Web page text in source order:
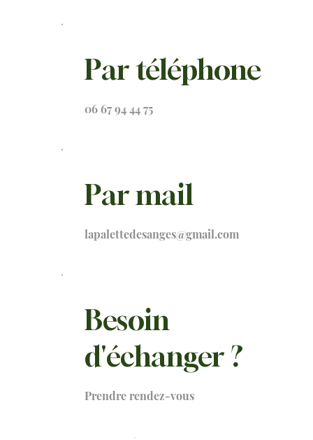
Par téléphone
06 67 94 44 75
Par mail
lapalettedesanges@gmail.com
Besoin
d'échanger ?
Prendre rendez-vous